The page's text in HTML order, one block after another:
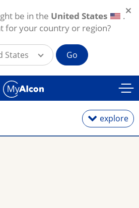
explore
be in the United States
.
for your country or region?
States Go